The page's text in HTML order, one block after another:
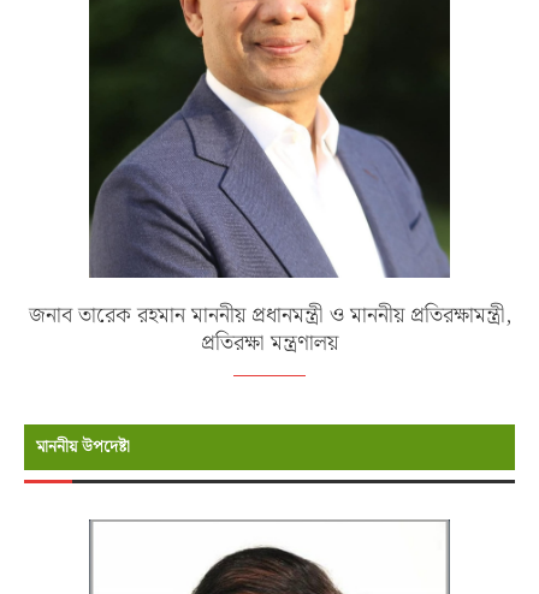
জনাব তারেক রহমান মাননীয় প্রধানমন্ত্রী ও মাননীয় প্রতিরক্ষামন্ত্রী,
প্রতিরক্ষা মন্ত্রণালয়
মাননীয় উপদেষ্টা